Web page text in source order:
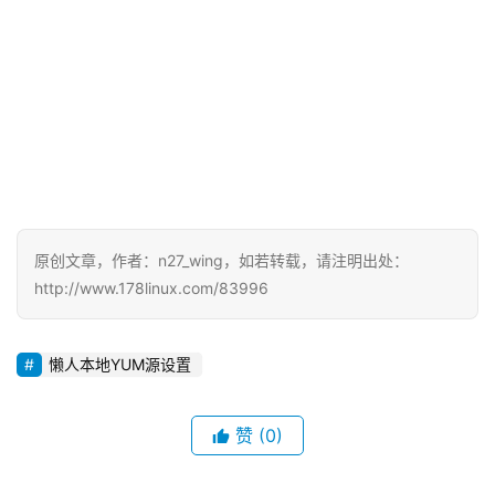
原创文章，作者：n27_wing，如若转载，请注明出处：
http://www.178linux.com/83996
懒人本地YUM源设置
赞 (0)